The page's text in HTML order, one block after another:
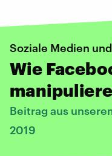
Soziale Medien
Wie
Beitrag aus
2019